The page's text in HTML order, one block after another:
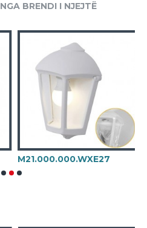
NGA BRENDI I NJEJTË
M21.000.000.WXE27